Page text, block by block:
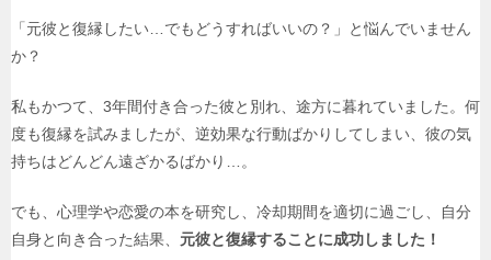
「元彼と復縁したい…でもどうすればいいの？」と悩んでいません
か？
私もかつて、3年間付き合った彼と別れ、途方に暮れていました。何
度も復縁を試みましたが、逆効果な行動ばかりしてしまい、彼の気
持ちはどんどん遠ざかるばかり…。
でも、心理学や恋愛の本を研究し、冷却期間を適切に過ごし、自分
自身と向き合った結果、 元彼と復縁することに成功しました！